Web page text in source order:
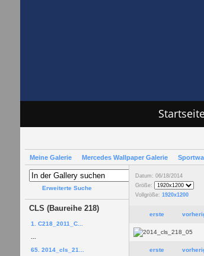
Meine Galerie Mercedes Wallpaper Galerie
Erweiterte Suche
CLS (Baureihe 218)
1. C218_2011_C...
65. 2014_cls_21...
Datum: 06/18/2014
Größe:
Vollgröße: 1920x1200
erste
erste